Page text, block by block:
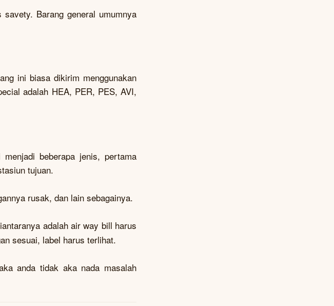
Barang general umumnya
ini biasa dikirim menggunakan
adalah HEA, PER, PES, AVI,
beberapa jenis, pertama
tujuan.
rusak, dan lain sebagainya.
adalah air way bill harus
sesuai, label harus terlihat.
anda tidak aka nada masalah